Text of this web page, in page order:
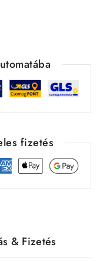
fizetés
& Fizetés